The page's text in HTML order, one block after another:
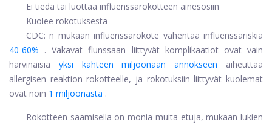
Ei tiedä tai luottaa influenssarokotteen ainesosiin
Kuolee rokotuksesta
CDC: n mukaan influenssarokote vähentää influenssariskiä
40-60% . Vakavat flunssaan liittyvät komplikaatiot ovat vain
harvinaisia
yksi kahteen miljoonaan annokseen
aiheuttaa
allergisen reaktion rokotteelle, ja rokotuksiin liittyvät kuolemat
ovat noin 1 miljoonasta .
Rokotteen saamisella on monia muita etuja, mukaan lukien